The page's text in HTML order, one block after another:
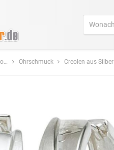
Einrichtung & Wohnaccessoires Ohrschmuck Creolen aus Silber